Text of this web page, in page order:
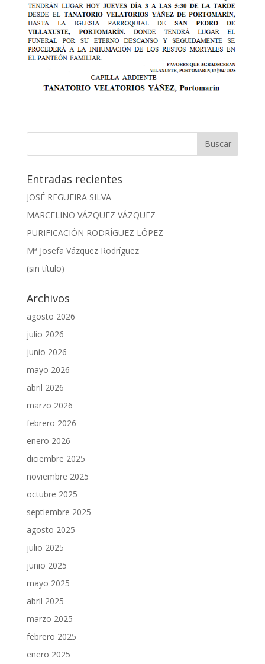
Entradas recientes
JOSÉ REGUEIRA SILVA
MARCELINO VÁZQUEZ VÁZQUEZ
PURIFICACIÓN RODRÍGUEZ LÓPEZ
Mª Josefa Vázquez Rodríguez
(sin título)
Archivos
agosto 2026
julio 2026
junio 2026
mayo 2026
abril 2026
marzo 2026
febrero 2026
enero 2026
diciembre 2025
noviembre 2025
octubre 2025
septiembre 2025
agosto 2025
julio 2025
junio 2025
mayo 2025
abril 2025
marzo 2025
febrero 2025
enero 2025